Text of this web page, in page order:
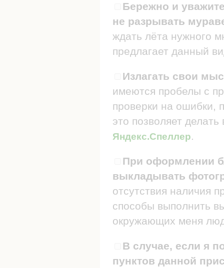
Бережно и
не разрывать
ждать лёта нужного
предлагает данный
Излагать свои
имеются пробелы с
проверки на ошибки,
это позволяет
Яндекс.Спеллер.
При оформлении
выкладывать
отсутствия наличия
способы выполнить
окружающих меня
В случае, если я
пунктов данной